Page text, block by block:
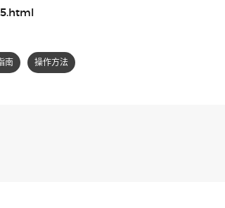
南 操作方法